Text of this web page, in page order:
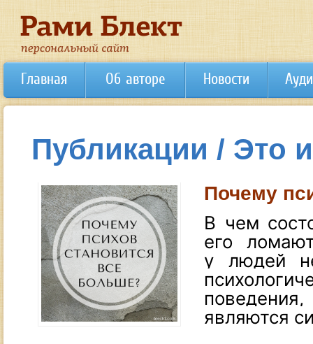
Главная Об авторе Новости
Публикации / Это
Почему
В чем
его
у людей
являются